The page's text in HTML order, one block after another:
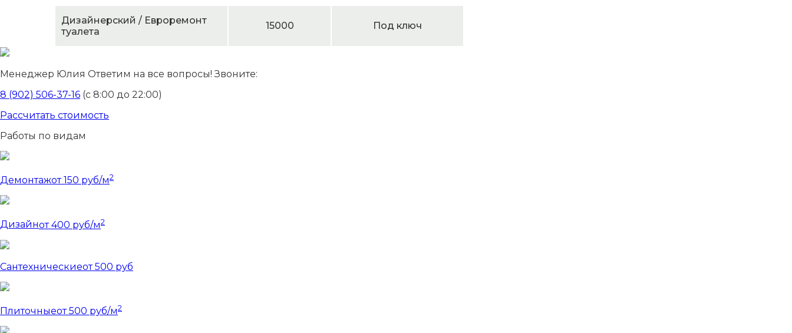
Дизайнерский / Евроремонт
туалета
15000 Под ключ
Менеджер Юлия Ответим на все вопросы! Звоните:
8 (902) 506-37-16 (с 8:00 до 22:00)
Рассчитать стоимость
Работы по видам
Демонтажот 150 руб/м2
Дизайнот 400 руб/м2
Сантехническиеот 500 руб
Плиточныеот 500 руб/м2